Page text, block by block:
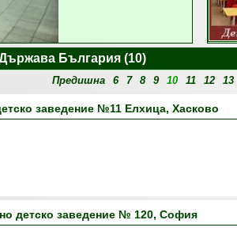
България (10)
Предишна 6 7 8 9 10 11 12 13
заведение №11 Елхица, Хасково
детско заведение № 120, София